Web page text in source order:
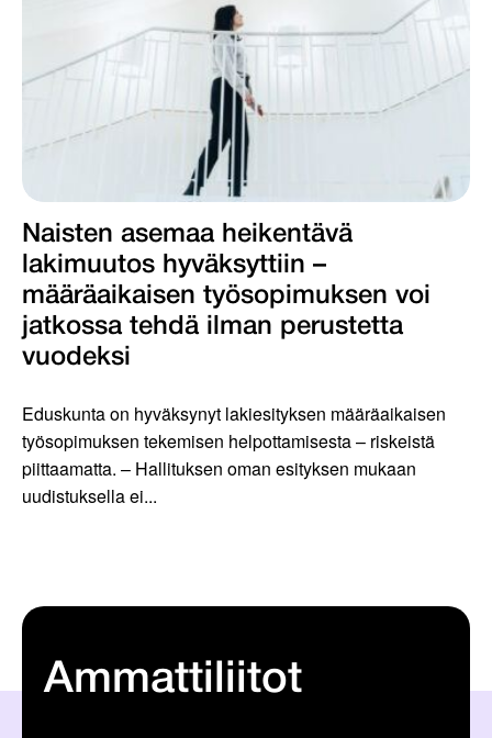
Naisten asemaa heikentävä
lakimuutos hyväksyttiin –
määräaikaisen työsopimuksen voi
jatkossa tehdä ilman perustetta
vuodeksi
Eduskunta on hyväksynyt lakiesityksen määräaikaisen
työsopimuksen tekemisen helpottamisesta – riskeistä
piittaamatta. – Hallituksen oman esityksen mukaan
uudistuksella ei...
Ammattiliitot